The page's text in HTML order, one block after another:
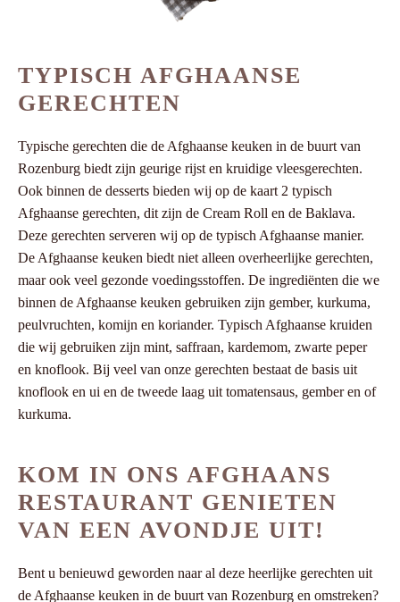
TYPISCH AFGHAANSE
GERECHTEN
Typische gerechten die de Afghaanse keuken in de buurt van
Rozenburg biedt zijn geurige rijst en kruidige vleesgerechten.
Ook binnen de desserts bieden wij op de kaart 2 typisch
Afghaanse gerechten, dit zijn de Cream Roll en de Baklava.
Deze gerechten serveren wij op de typisch Afghaanse manier.
De Afghaanse keuken biedt niet alleen overheerlijke gerechten,
maar ook veel gezonde voedingsstoffen. De ingrediënten die we
binnen de Afghaanse keuken gebruiken zijn gember, kurkuma,
peulvruchten, komijn en koriander. Typisch Afghaanse kruiden
die wij gebruiken zijn mint, saffraan, kardemom, zwarte peper
en knoflook. Bij veel van onze gerechten bestaat de basis uit
knoflook en ui en de tweede laag uit tomatensaus, gember en of
kurkuma.
KOM IN ONS AFGHAANS
RESTAURANT GENIETEN
VAN EEN AVONDJE UIT!
Bent u benieuwd geworden naar al deze heerlijke gerechten uit
de Afghaanse keuken in de buurt van Rozenburg en omstreken?